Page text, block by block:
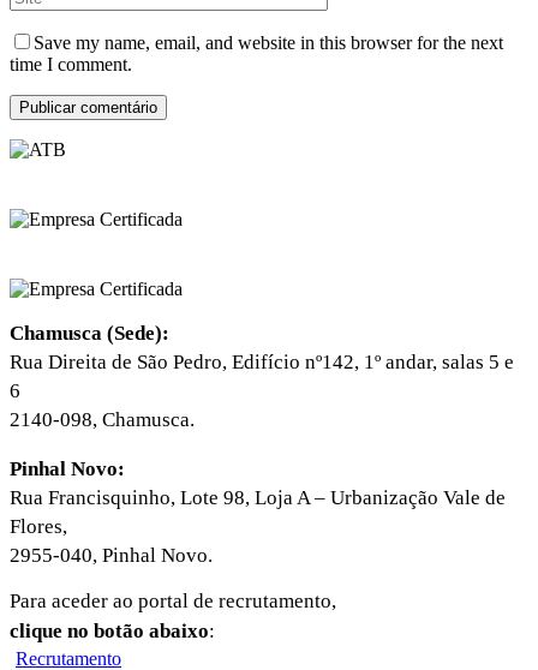
Save my name, email, and website in this browser for the next
time I comment.
Chamusca (Sede):
Rua Direita de São Pedro, Edifício nº142, 1º andar, salas 5 e
6
2140-098, Chamusca.
Pinhal Novo:
Rua Francisquinho, Lote 98, Loja A – Urbanização Vale de
Flores,
2955-040, Pinhal Novo.
Para aceder ao portal de recrutamento,
clique no botão abaixo:
Recrutamento